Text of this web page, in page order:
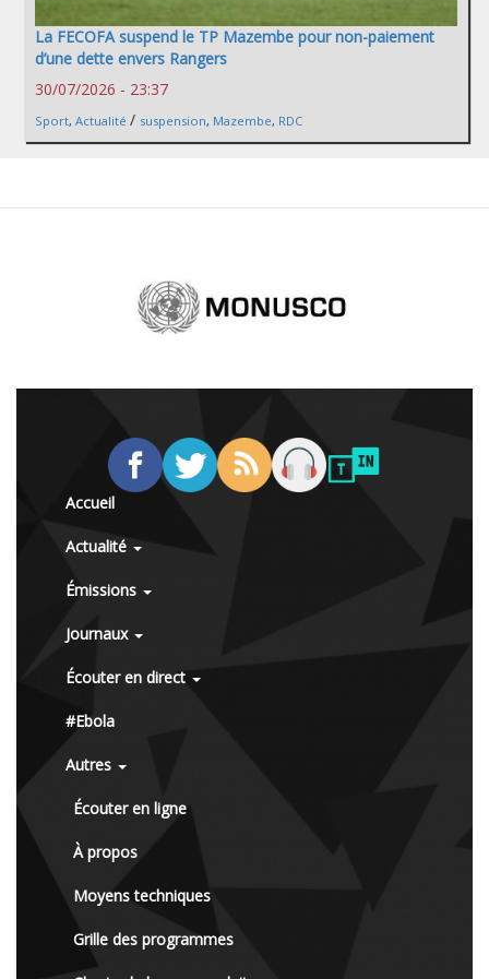
La FECOFA suspend le TP Mazembe pour non-paiement
d’une dette envers Rangers
30/07/2026 - 23:37
Sport, Actualité / suspension, Mazembe, RDC
Accueil
Actualité
Émissions
Journaux
Écouter en direct
#Ebola
Autres
Écouter en ligne
À propos
Moyens techniques
Grille des programmes